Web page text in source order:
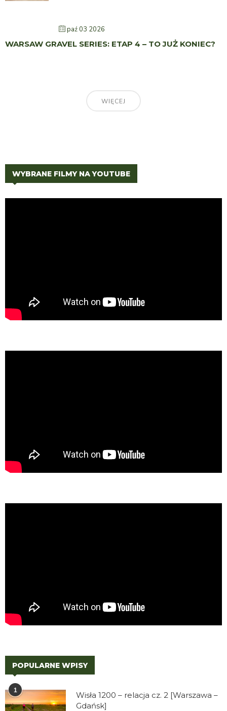
paź 03 2026
WARSAW GRAVEL SERIES: ETAP 4 – TO JUŻ KONIEC?
WIĘCEJ
WYBRANE FILMY NA YOUTUBE
POPULARNE WPISY
1
Wisła 1200 – relacja cz. 2 [Warszawa –
Gdańsk]